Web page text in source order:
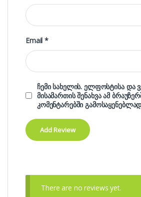
Email*
ჩემი სახელის. ელფოსტისა და
მისამართის შენახვა ამ
კომენტარებში
There are no reviews yet.